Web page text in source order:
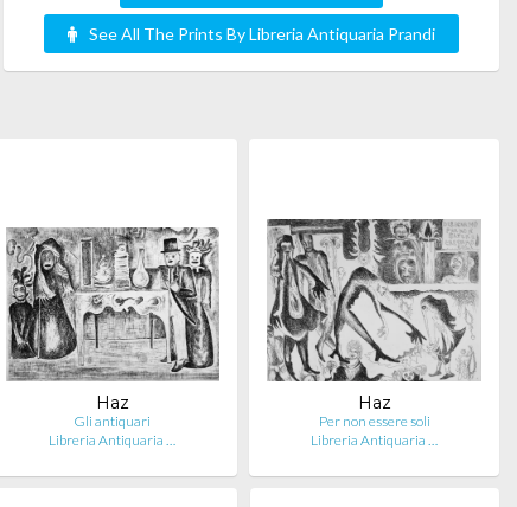
See All The Prints By Libreria Antiquaria Prandi
Haz
Gli antiquari
Libreria Antiquaria …
Haz
Per non essere soli
Libreria Antiquaria …